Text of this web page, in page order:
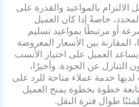
بالمواعيد والقدرة على
خاصةً إذا كان العميل
أو مرتبطًا بمواعيد تسليم
المقارنة بين الأسعار المعروضة
العميل على اختيار الأنسب
التنازل عن الجودة. وأخيرًا،
خدمة عملاء متاحة للرد على
خطوة بخطوة يمنح العميل
طوال فترة النقل.